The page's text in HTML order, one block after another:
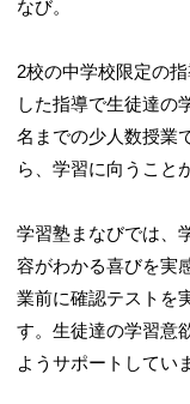
なび。
2校の中学校限定の
した指導で生徒達の
名までの少人数授業
ら、学習に向うこと
学習塾まなびでは、
容がわかる喜びを実
業前に確認テストを
す。生徒達の学習意
ようサポートしてい